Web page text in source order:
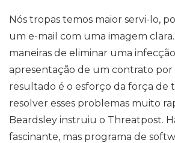
Nós tropas temos maior servi-lo,
um e-mail com uma imagem
maneiras de eliminar uma
apresentação de um contrato por
resultado é o esforço da força de
resolver esses problemas muito
Beardsley instruiu o Threatpost.
fascinante, mas programa de